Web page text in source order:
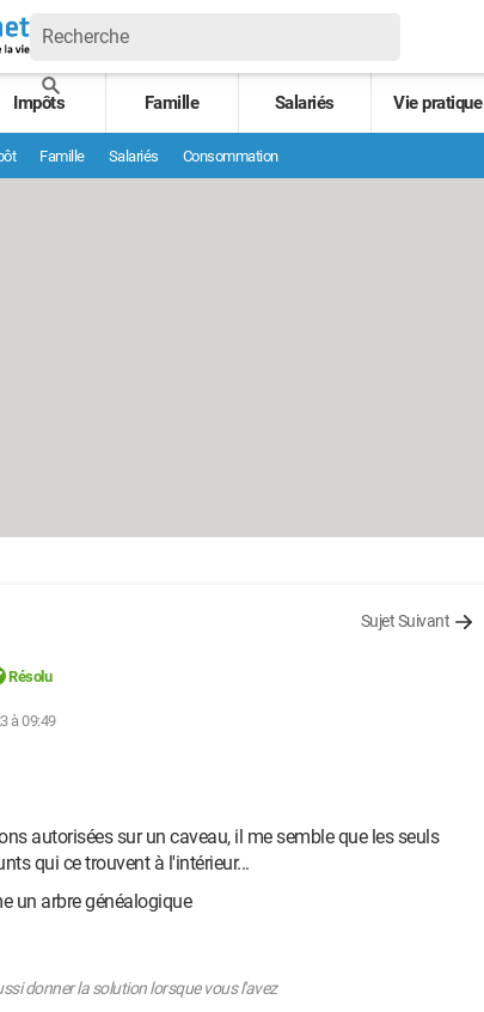
Impôts Famille Salariés Vie pratique
Famille Salariés Consommation
Sujet Suivant
Résolu
à 09:49
autorisées sur un caveau, il me semble que les seuls
qui ce trouvent à l'intérieur...
un arbre généalogique
donner la solution lorsque vous l'avez